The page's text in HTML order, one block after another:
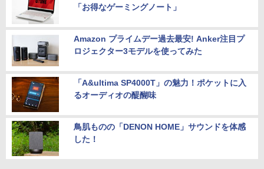
「お得なゲーミングノート」
Amazon プライムデー過去最安! Anker注目プ
ロジェクター3モデルを使ってみた
「A&ultima SP4000T」の魅力！ポケットに入
るオーディオの醍醐味
鳥肌ものの「DENON HOME」サウンドを体感
した！